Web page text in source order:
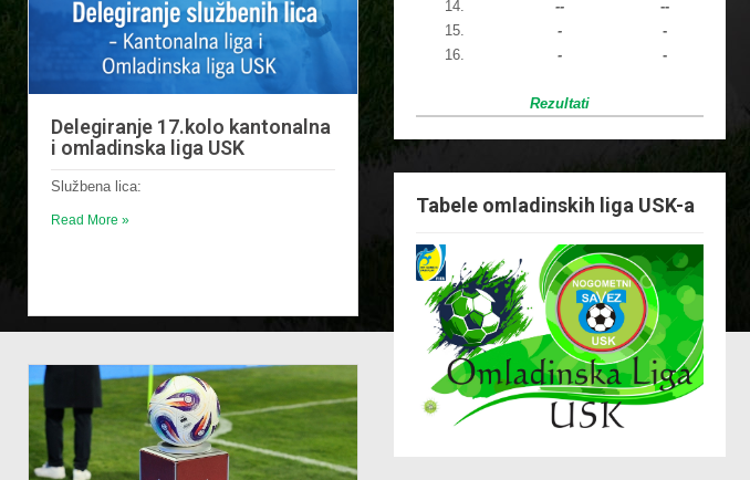
Delegiranje 17.kolo kantonalna
i omladinska liga USK
Službena lica:
Read More »
14.
--
--
15.
-
-
16.
- -
Rezultati
Tabele omladinskih liga USK-a